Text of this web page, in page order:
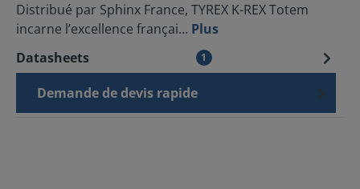
Distribué par Sphinx France, TYREX K-REX Totem
incarne l’excellence françai… Plus
Datasheets
1
Demande de devis rapide